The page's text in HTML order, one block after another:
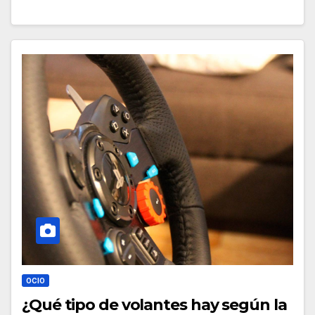
OCIO
¿Qué tipo de volantes hay según la